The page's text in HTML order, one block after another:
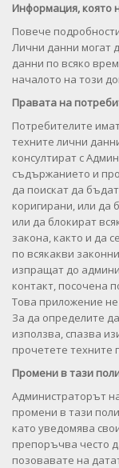
Информация, която
Повече
Лични данни могат
данни по всяко
началото на този
Правата на
Потребителите
техните лични
консултират с
съдържанието и
да поискат да
коригирани, или
или да блокират
закона, както и да
по всякакви
изпращат до
контакт, посочена
Това приложение
За да определите
използва, спазва
прочетете техните
Промени в тази
Администраторът
промени в тази
като уведомява
препоръчва често
позовавате на